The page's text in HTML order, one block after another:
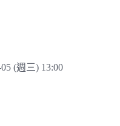
(週三) 13:00